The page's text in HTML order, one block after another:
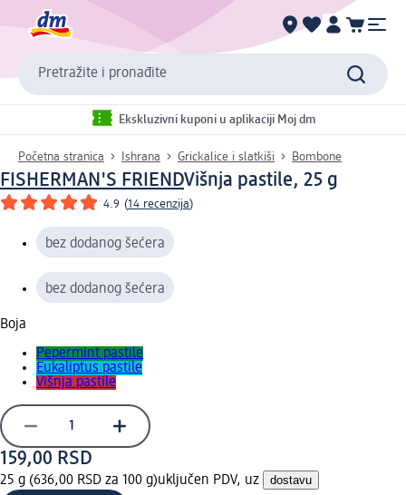
Pretražite i pronađite
Ekskluzivni kuponi u aplikaciji Moj dm
Početna stranica Ishrana Grickalice i slatkiši Bombone
FISHERMAN'S FRIENDVišnja pastile, 25 g
4.9 (14 recenzija)
bez dodanog šećera
bez dodanog šećera
Boja
Pepermint pastile
Eukaliptus pastile
Višnja pastile
159,00 RSD
25 g (636,00 RSD za 100 g)uključen PDV, uz dostavu